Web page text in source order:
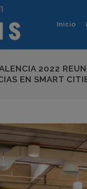
Inicio
2022
EN SMART